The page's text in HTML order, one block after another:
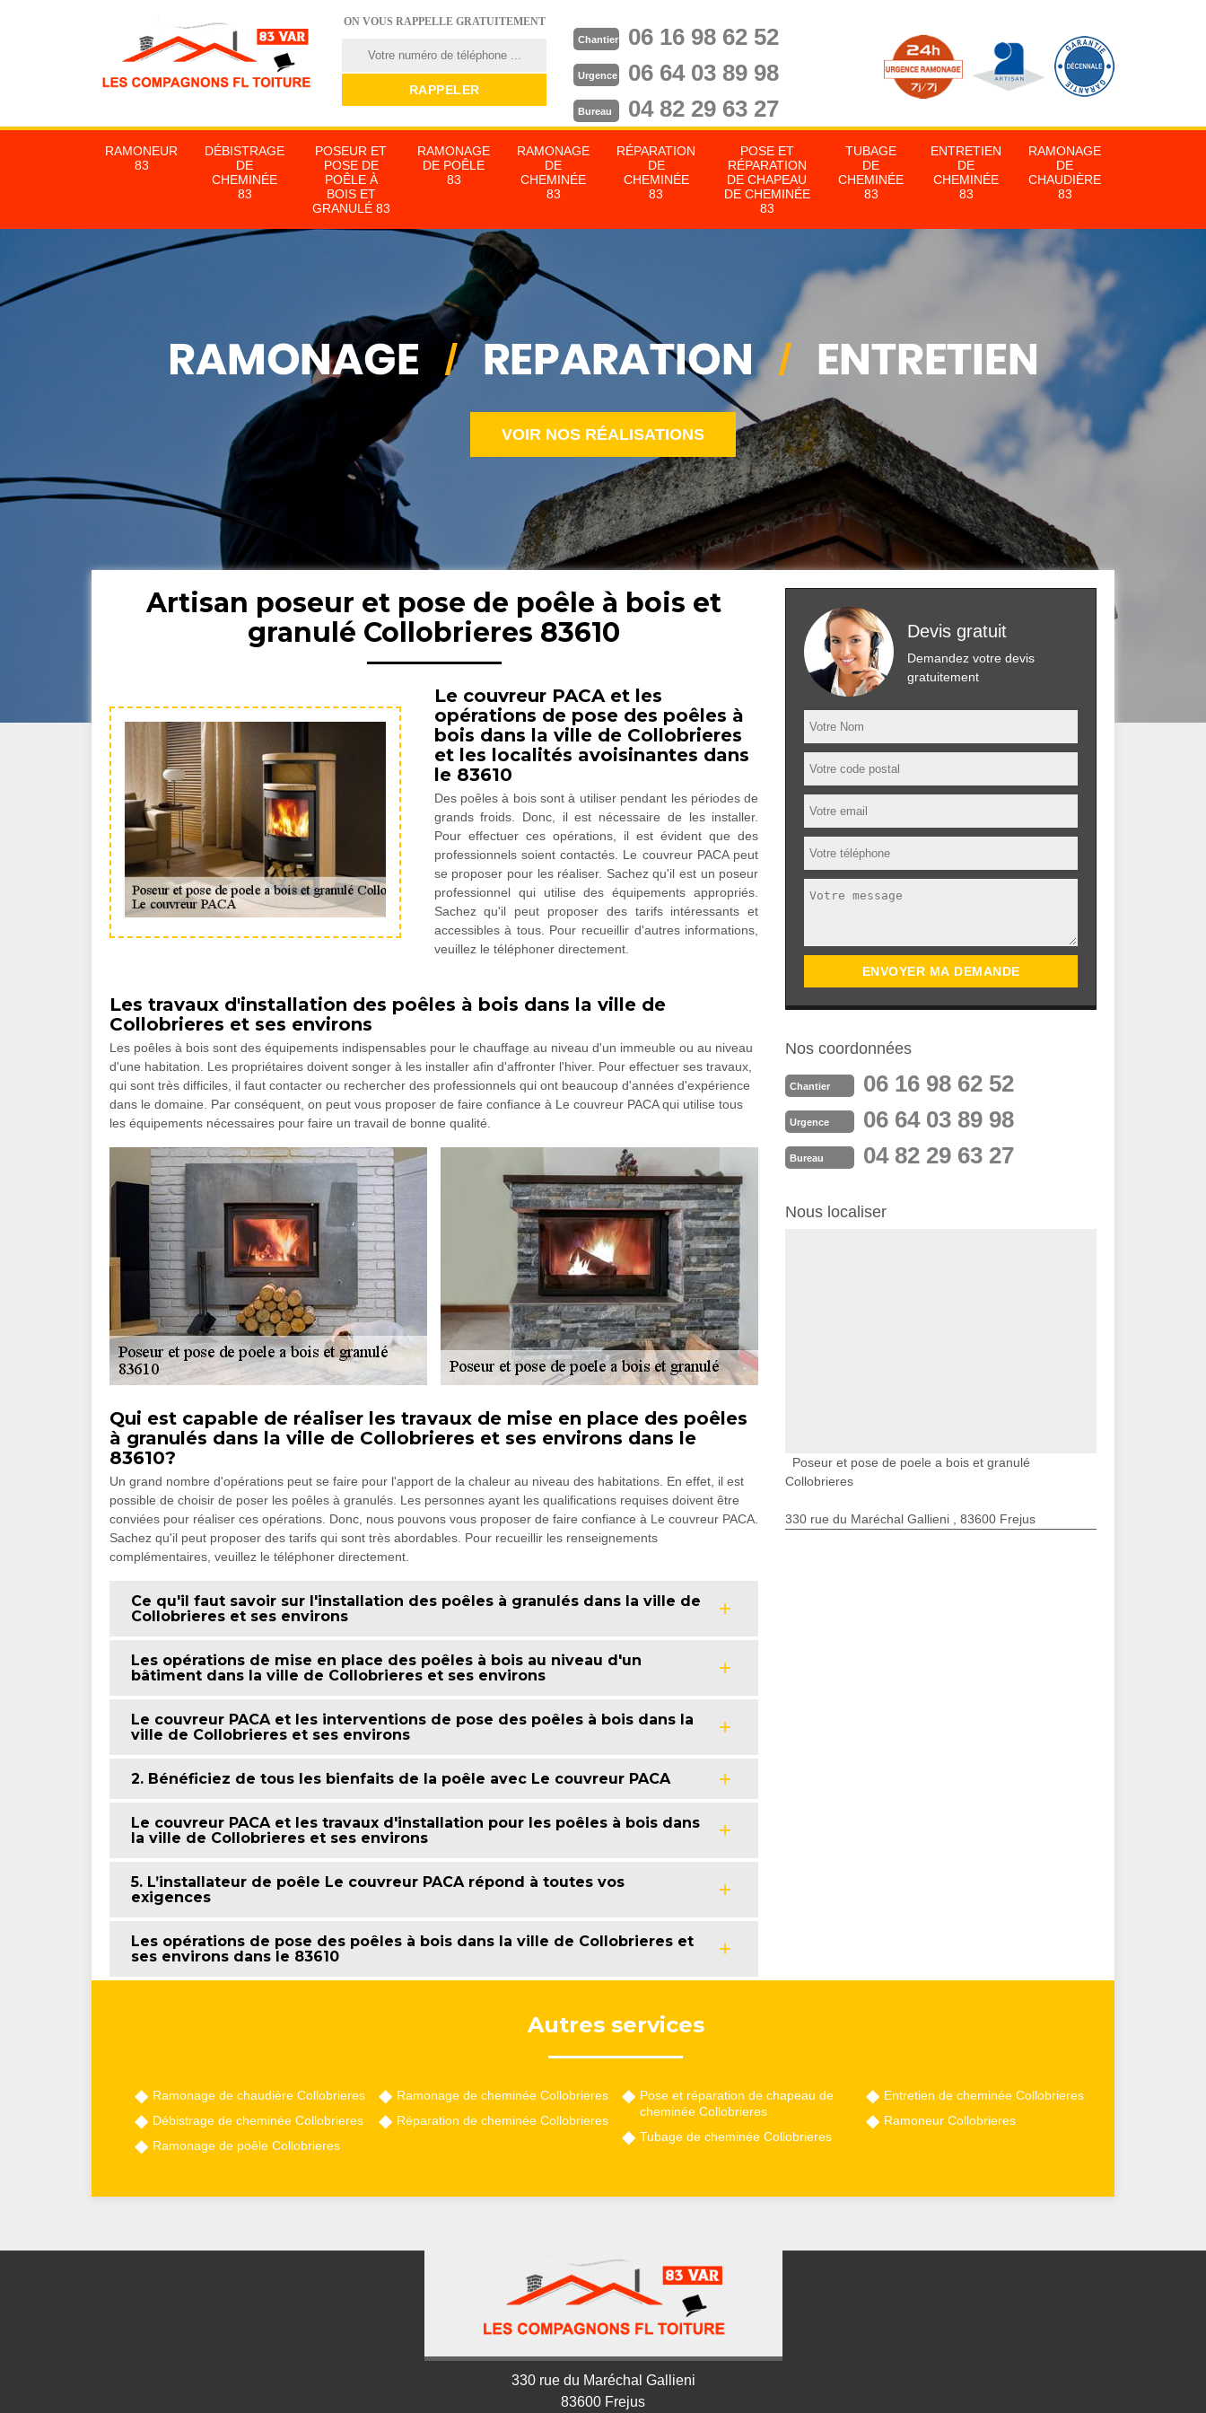
ON VOUS RAPPELLE GRATUITEMENT
Chantier 06 16 98 62 52
Urgence 06 64 03 89 98
Bureau 04 82 29 63 27
RAMONEUR
83
DÉBISTRAGE
DE
CHEMINÉE
83
POSEUR ET
POSE DE
POÊLE À
BOIS ET
GRANULÉ 83
RAMONAGE
DE POÊLE
83
RAMONAGE
DE
CHEMINÉE
83
RÉPARATION
DE
CHEMINÉE
83
POSE ET
RÉPARATION
DE CHAPEAU
DE CHEMINÉE
83
TUBAGE
DE
CHEMINÉE
83
ENTRETIEN
DE
CHEMINÉE
83
RAMONAGE
DE
CHAUDIÈRE
83
VOIR NOS RÉALISATIONS
Artisan poseur et pose de poêle à bois et
granulé Collobrieres 83610
Le couvreur PACA et les
opérations de pose des poêles à
bois dans la ville de Collobrieres
et les localités avoisinantes dans
le 83610
Des poêles à bois sont à utiliser pendant les périodes de
grands froids. Donc, il est nécessaire de les installer.
Pour effectuer ces opérations, il est évident que des
professionnels soient contactés. Le couvreur PACA peut
se proposer pour les réaliser. Sachez qu'il est un poseur
professionnel qui utilise des équipements appropriés.
Sachez qu'il peut proposer des tarifs intéressants et
accessibles à tous. Pour recueillir d'autres informations,
veuillez le téléphoner directement.
Les travaux d'installation des poêles à bois dans la ville de
Collobrieres et ses environs
Les poêles à bois sont des équipements indispensables pour le chauffage au niveau d'un immeuble ou au niveau
d'une habitation. Les propriétaires doivent songer à les installer afin d'affronter l'hiver. Pour effectuer ses travaux,
qui sont très difficiles, il faut contacter ou rechercher des professionnels qui ont beaucoup d'années d'expérience
dans le domaine. Par conséquent, on peut vous proposer de faire confiance à Le couvreur PACA qui utilise tous
les équipements nécessaires pour faire un travail de bonne qualité.
Qui est capable de réaliser les travaux de mise en place des poêles
à granulés dans la ville de Collobrieres et ses environs dans le
83610?
Un grand nombre d'opérations peut se faire pour l'apport de la chaleur au niveau des habitations. En effet, il est
possible de choisir de poser les poêles à granulés. Les personnes ayant les qualifications requises doivent être
conviées pour réaliser ces opérations. Donc, nous pouvons vous proposer de faire confiance à Le couvreur PACA.
Sachez qu'il peut proposer des tarifs qui sont très abordables. Pour recueillir les renseignements
complémentaires, veuillez le téléphoner directement.
Ce qu'il faut savoir sur l'installation des poêles à granulés dans la ville de
Collobrieres et ses environs
Les opérations de mise en place des poêles à bois au niveau d'un
bâtiment dans la ville de Collobrieres et ses environs
Le couvreur PACA et les interventions de pose des poêles à bois dans la
ville de Collobrieres et ses environs
2. Bénéficiez de tous les bienfaits de la poêle avec Le couvreur PACA
Le couvreur PACA et les travaux d'installation pour les poêles à bois dans
la ville de Collobrieres et ses environs
5. L’installateur de poêle Le couvreur PACA répond à toutes vos
exigences
Les opérations de pose des poêles à bois dans la ville de Collobrieres et
ses environs dans le 83610
Devis gratuit
Demandez votre devis
gratuitement
Nos coordonnées
Chantier 06 16 98 62 52
Urgence 06 64 03 89 98
Bureau 04 82 29 63 27
Nous localiser
Poseur et pose de poele a bois et granulé
Collobrieres
330 rue du Maréchal Gallieni , 83600 Frejus
Autres services
Ramonage de chaudière Collobrieres
Débistrage de cheminée Collobrieres
Ramonage de poêle Collobrieres
Ramonage de cheminée Collobrieres
Réparation de cheminée Collobrieres
Pose et réparation de chapeau de
cheminée Collobrieres
Tubage de cheminée Collobrieres
Entretien de cheminée Collobrieres
Ramoneur Collobrieres
330 rue du Maréchal Gallieni
83600 Frejus